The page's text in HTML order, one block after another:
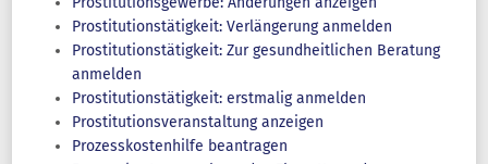
Prostitutionstätigkeit: Verlängerung anmelden
Prostitutionstätigkeit: Zur gesundheitlichen Beratung
anmelden
Prostitutionstätigkeit: erstmalig anmelden
Prostitutionsveranstaltung anzeigen
Prozesskostenhilfe beantragen